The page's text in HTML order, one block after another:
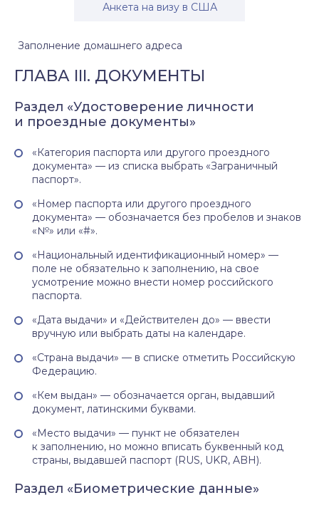
Анкета на визу в США
Заполнение домашнего адреса
ГЛАВА III. ДОКУМЕНТЫ
Раздел «Удостоверение личности
и проездные документы»
«Категория паспорта или другого проездного
документа» — из списка выбрать «Заграничный
паспорт».
«Номер паспорта или другого проездного
документа» — обозначается без пробелов и знаков
«№» или «#».
«Национальный идентификационный номер» —
поле не обязательно к заполнению, на свое
усмотрение можно внести номер российского
паспорта.
«Дата выдачи» и «Действителен до» — ввести
вручную или выбрать даты на календаре.
«Страна выдачи» — в списке отметить Российскую
Федерацию.
«Кем выдан» — обозначается орган, выдавший
документ, латинскими буквами.
«Место выдачи» — пункт не обязателен
к заполнению, но можно вписать буквенный код
страны, выдавшей паспорт (RUS, UKR, ABH).
Раздел «Биометрические данные»